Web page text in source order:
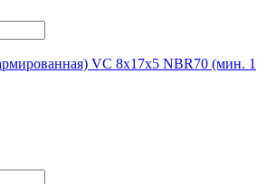
VC 8х17х5 NBR70 (мин. 1